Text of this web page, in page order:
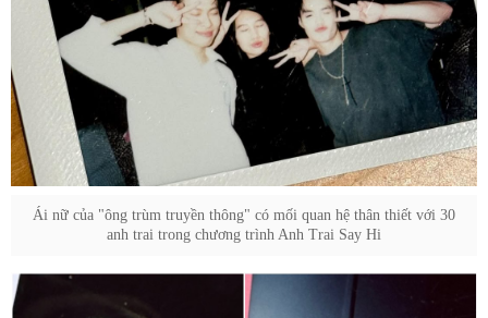
Ái nữ của "ông trùm truyền thông" có mối quan hệ thân thiết với 30
anh trai trong chương trình Anh Trai Say Hi